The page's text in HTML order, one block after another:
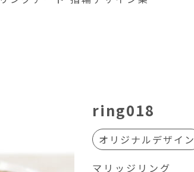
ring018
オリジナルデザイン
マリッジリング